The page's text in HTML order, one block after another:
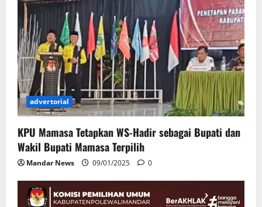
advertorial
KPU Mamasa Tetapkan WS-Hadir sebagai Bupati dan
Wakil Bupati Mamasa Terpilih
Mandar News 09/01/2025 0